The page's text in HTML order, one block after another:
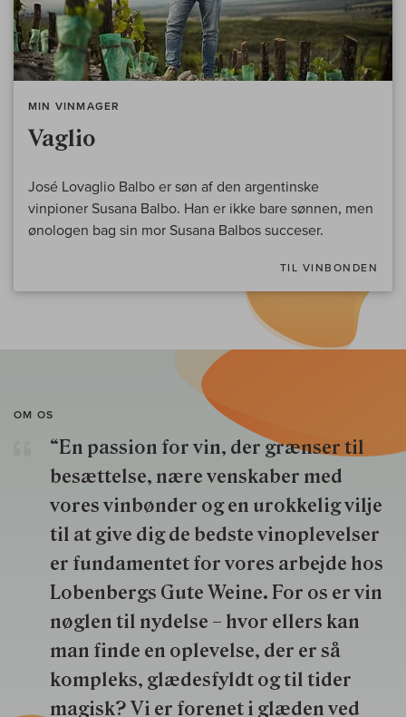
MIN VINMAGER
Vaglio
José Lovaglio Balbo er søn af den argentinske
vinpioner Susana Balbo. Han er ikke bare sønnen, men
ønologen bag sin mor Susana Balbos succeser.
TIL VINBONDEN
OM OS
“En passion for vin, der grænser til
besættelse, nære venskaber med
vores vinbønder og en urokkelig vilje
til at give dig de bedste vinoplevelser
er fundamentet for vores arbejde hos
Lobenbergs Gute Weine. For os er vin
nøglen til nydelse – hvor ellers kan
man finde en oplevelse, der er så
kompleks, glædesfyldt og til tider
magisk? Vi er forenet i glæden ved